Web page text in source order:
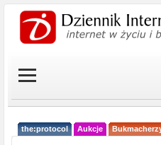
the:protocol Aukcje